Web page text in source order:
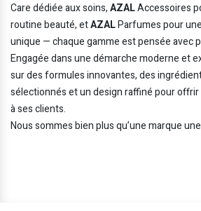
Care dédiée aux soins,AZALAccessoires
routine beauté, etAZALParfumes pour
unique — chaque gamme est pensée avec
Engagée dans une démarche moderne et
sur des formules innovantes, des
sélectionnés et un design raffiné pour
à ses clients.
Nous sommes bien plus qu’une marque